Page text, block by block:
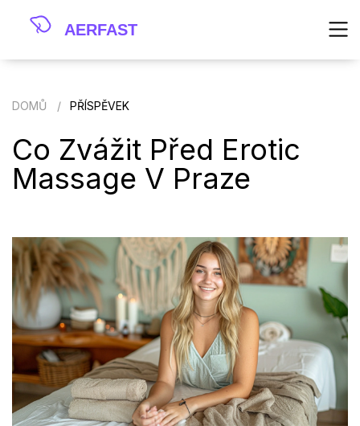
DOMŮ PŘÍSPĚVEK
Co Zvážit Před Erotic
Massage V Praze